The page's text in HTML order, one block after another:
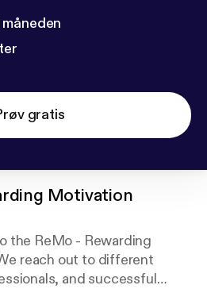
gratis
Motivation
the ReMo - Rewarding
reach out to different
and successful